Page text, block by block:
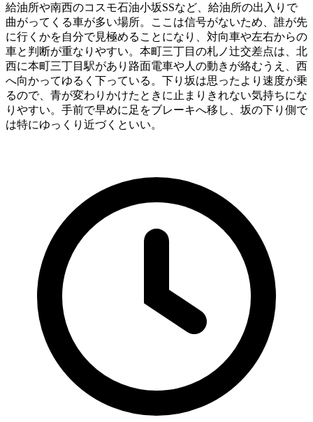
給油所や南西のコスモ石油小坂SSなど、給油所の出入りで
曲がってくる車が多い場所。ここは信号がないため、誰が先
に行くかを自分で見極めることになり、対向車や左右からの
車と判断が重なりやすい。本町三丁目の札ノ辻交差点は、北
西に本町三丁目駅があり路面電車や人の動きが絡むうえ、西
へ向かってゆるく下っている。下り坂は思ったより速度が乗
るので、青が変わりかけたときに止まりきれない気持ちにな
りやすい。手前で早めに足をブレーキへ移し、坂の下り側で
は特にゆっくり近づくといい。